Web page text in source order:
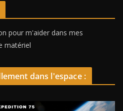
pour m'aider dans mes
matériel
dans l'espace :